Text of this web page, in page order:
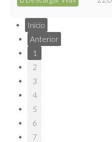
Inicio
Anterior
1
2
3
4
5
6
7